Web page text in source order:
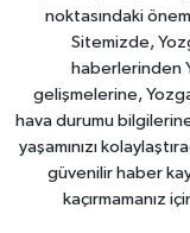
noktasındaki
Sitemizde,
haberlerinden
gelişmelerine,
hava durumu
yaşamınızı
güvenilir haber
kaçırmamanız